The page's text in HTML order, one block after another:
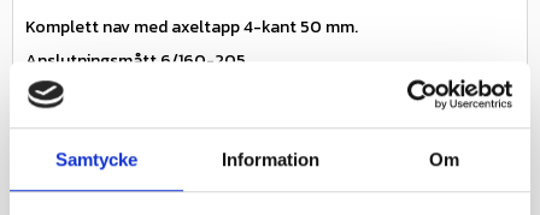
Samtycke Information Om
Komplett nav med axeltapp 4-kant 50 mm.
Anslutningsmått 6/160-205
M18 bult
Nästa inkommande
leveransdatum
2026-08-
09